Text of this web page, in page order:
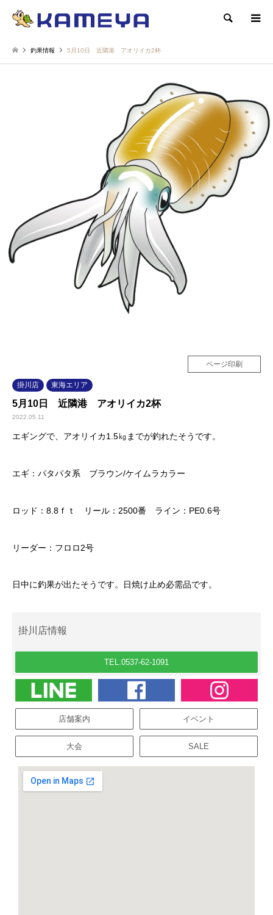
検索
釣果情報 5月10日 近隣港 アオリイカ2杯
ページ印刷
掛川店 東海エリア
5月10日 近隣港 アオリイカ2杯
2022.05.11
エギングで、アオリイカ1.5㎏までが釣れたそうです。
エギ：パタパタ系 ブラウン/ケイムラカラー
ロッド：8.8ｆｔ リール：2500番 ライン：PE0.6号
リーダー：フロロ2号
日中に釣果が出たそうです。日焼け止め必需品です。
掛川店情報
TEL.0537-62-1091
店舗案内 イベント
大会 SALE